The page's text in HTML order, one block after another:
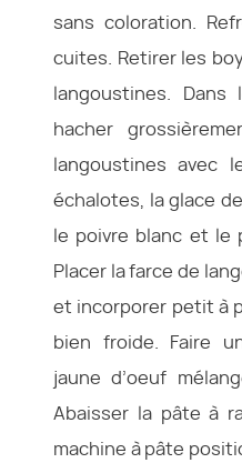
sans coloration.
cuites. Retirer les
langoustines.
hacher
langoustines avec
échalotes, la glace
le poivre blanc et le
Placer la farce de
et incorporer petit à
bien froide. Faire
jaune d’oeuf
Abaisser la pâte à
machine à pâte